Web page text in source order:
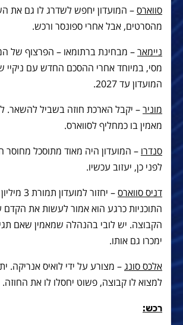
סווארס– המועדון יחפש לשדרג לו גם את
מהסרטים, אבל אחרי ספונסר ורכש.
ניימאר– מבחינת ברתומאו – הפרצוף של
מסי, במיוחד אחרי ההסכם החדש עם
המועדון עד 2027.
מוניר– יקבל הארכת חוזה בשביל להשאר.
מאמין בו כמחליף לסווארס.
סנדרו – המועדון היה מאוד מתוסכל מחוסר
לפני כן, יעזוב עכשיו.
דניס סווארס
– יחזור
התוכניות כרגע הוא אמור לעשות את הקדם
הקבוצה. יש לובי בהנהלה שמאמין שאם
ימכרו גם אותו.
אלכס סונג– מצורע על ידי לואיס אנריקה.
למצוא לו קבוצה, פשוט יחסלו לו את החוזה.
רכש: